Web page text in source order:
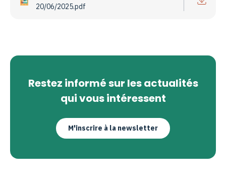
20/06/2025.pdf
Restez informé sur les actualités
qui vous intéressent
M'inscrire à la newsletter